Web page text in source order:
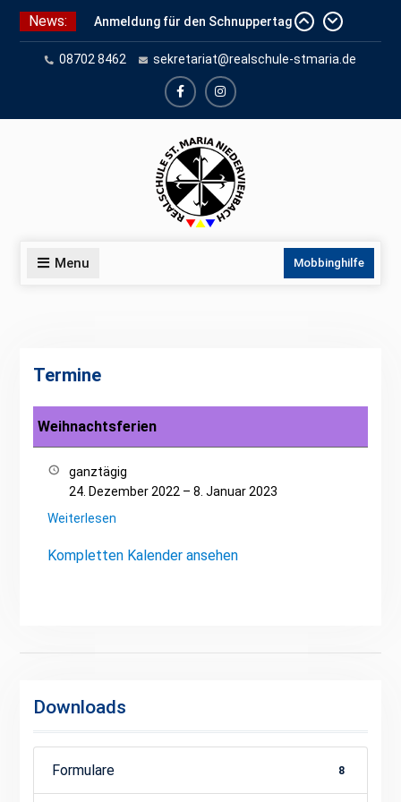
Skip
content
News:
Anmeldung für den Schnuppertag
und Anmeldeunterlagen
Schuleinschreibung 2026
Schnuppertag 2026
08702 8462 sekretariat@realschule-stmaria.de
facebookinstagram
Menu Mobbinghilfe
Termine
Weihnachtsferien
ganztägig
24. Dezember 2022 –8. Januar 2023
Weiterlesen
Kompletten Kalender ansehen
Downloads
Formulare 8